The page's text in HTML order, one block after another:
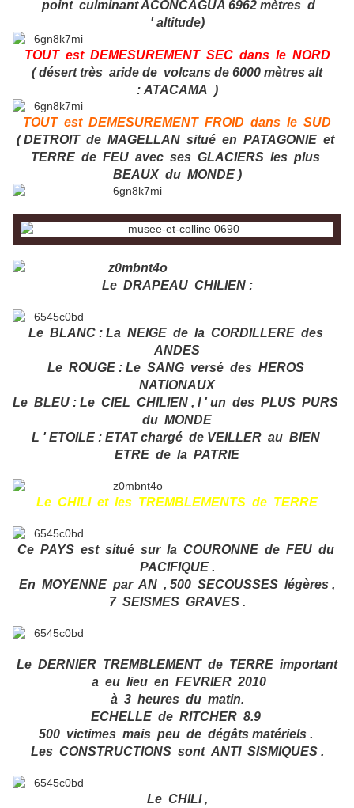
point culminant ACONCAGUA 6962 mètres d
' altitude)
TOUT est DEMESUREMENT SEC dans le NORD
( désert très aride de volcans de 6000 mètres alt
: ATACAMA )
TOUT est DEMESUREMENT FROID dans le SUD
( DETROIT de MAGELLAN situé en PATAGONIE et
TERRE de FEU avec ses GLACIERS les plus
BEAUX du MONDE )
Le DRAPEAU CHILIEN :
Le BLANC : La NEIGE de la CORDILLERE des
ANDES
Le ROUGE : Le SANG versé des HEROS
NATIONAUX
Le BLEU : Le CIEL CHILIEN , l ' un des PLUS PURS
du MONDE
L ' ETOILE : ETAT chargé de VEILLER au BIEN
ETRE de la PATRIE
Le CHILI et les TREMBLEMENTS de TERRE
Ce PAYS est situé sur la COURONNE de FEU du
PACIFIQUE .
En MOYENNE par AN , 500 SECOUSSES légères ,
7 SEISMES GRAVES .
Le DERNIER TREMBLEMENT de TERRE important
a eu lieu en FEVRIER 2010
à 3 heures du matin.
ECHELLE de RITCHER 8.9
500 victimes mais peu de dégâts matériels .
Les CONSTRUCTIONS sont ANTI SISMIQUES .
Le CHILI ,